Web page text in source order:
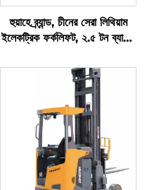
হুয়াহে ব্র্যান্ড, চীনের সেরা লিথিয়াম
ইলেকট্রিক ফর্কলিফট, ২.৫ টন ব্যাটারি